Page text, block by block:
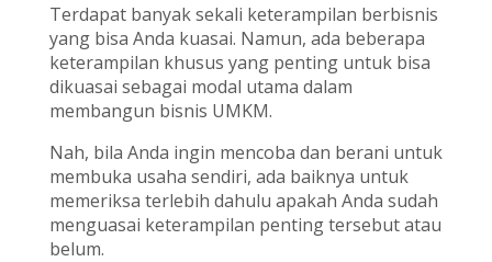
Terdapat banyak sekali keterampilan berbisnis
yang bisa Anda kuasai. Namun, ada beberapa
keterampilan khusus yang penting untuk bisa
dikuasai sebagai modal utama dalam
membangun bisnis UMKM.
Nah, bila Anda ingin mencoba dan berani untuk
membuka usaha sendiri, ada baiknya untuk
memeriksa terlebih dahulu apakah Anda sudah
menguasai keterampilan penting tersebut atau
belum.